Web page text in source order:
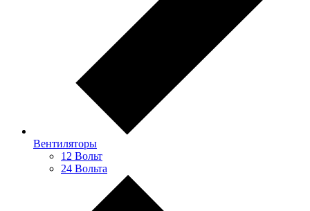
Вентиляторы
12 Вольт
24 Вольта